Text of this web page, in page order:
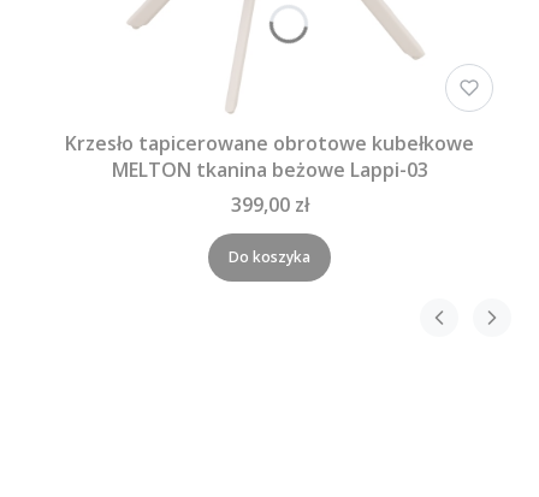
Krzesło tapicerowane obrotowe kubełkowe
MELTON tkanina beżowe Lappi-03
399,00 zł
Do koszyka